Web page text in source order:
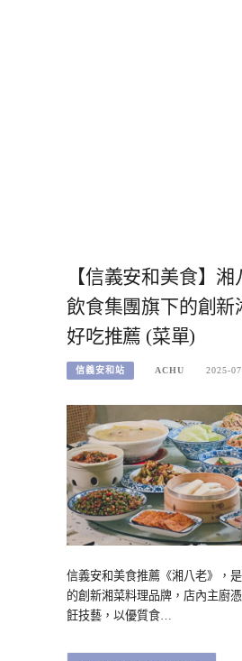
【信義安和美食】
飲食集團旗下的創新
好吃推薦 (菜單)
信義安和站 ACHU 2025-
信義安和美食推薦《湘八老》，
的創新湘菜料理品牌，店內主廚
飪技藝，以優質食…